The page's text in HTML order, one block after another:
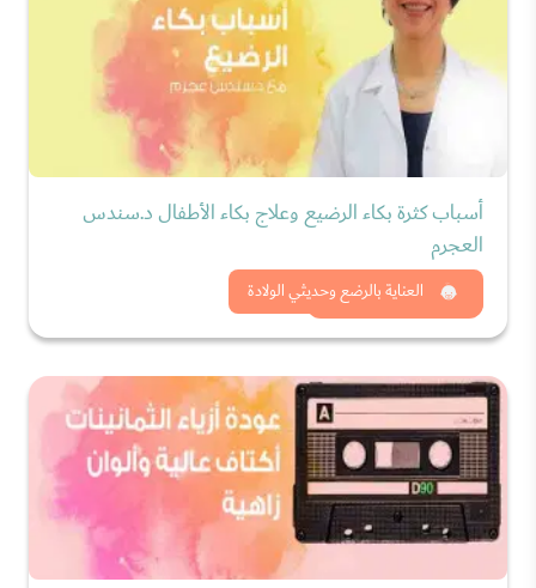
العناية بالرضع وحديثي الولادة
أسباب كثرة بكاء الرضيع وعلاج بكاء الأطفال د.سندس
العجرم
شاهد الان